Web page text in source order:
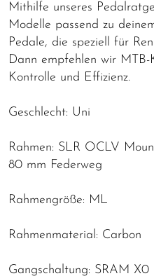
Mithilfe unseres
Modelle passend zu
Pedale, die speziell für
Dann empfehlen wir
Kontrolle und Effizienz.
Geschlecht: Uni
Rahmen: SLR OCLV
80 mm Federweg
Rahmengröße: ML
Rahmenmaterial: Carbon
Gangschaltung: SRAM X0